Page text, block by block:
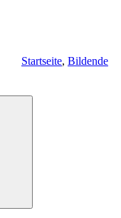
Startseite, Bildende